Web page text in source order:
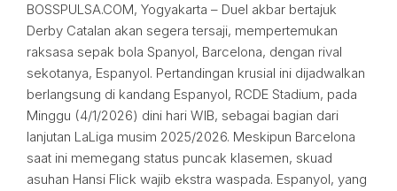
BOSSPULSA.COM, Yogyakarta – Duel akbar bertajuk
Derby Catalan akan segera tersaji, mempertemukan
raksasa sepak bola Spanyol, Barcelona, dengan rival
sekotanya, Espanyol. Pertandingan krusial ini dijadwalkan
berlangsung di kandang Espanyol, RCDE Stadium, pada
Minggu (4/1/2026) dini hari WIB, sebagai bagian dari
lanjutan LaLiga musim 2025/2026. Meskipun Barcelona
saat ini memegang status puncak klasemen, skuad
asuhan Hansi Flick wajib ekstra waspada. Espanyol, yang